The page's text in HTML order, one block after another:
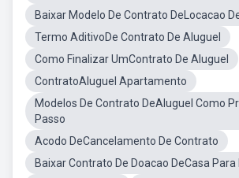
Baixar Modelo De Contrato DeLocacao
Termo AditivoDe Contrato De Aluguel
Como Finalizar UmContrato De Aluguel
ContratoAluguel Apartamento
Modelos De Contrato DeAluguel Como
Passo
Acodo DeCancelamento De Contrato
Baixar Contrato De Doacao DeCasa